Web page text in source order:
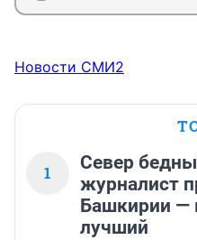
Новости СМИ2
1
Север
журналист
Башкирии —
лучший